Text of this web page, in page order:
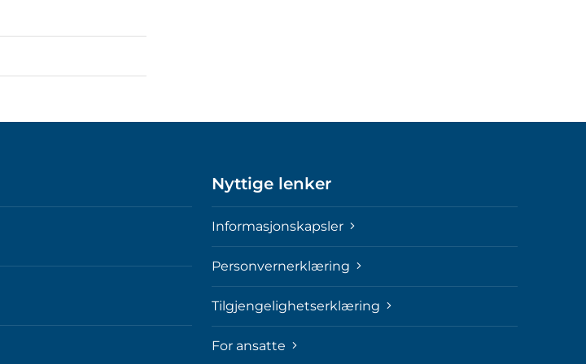
Nyttige lenker
Informasjonskapsler
Personvernerklæring
Tilgjengelighetserklæring
For ansatte